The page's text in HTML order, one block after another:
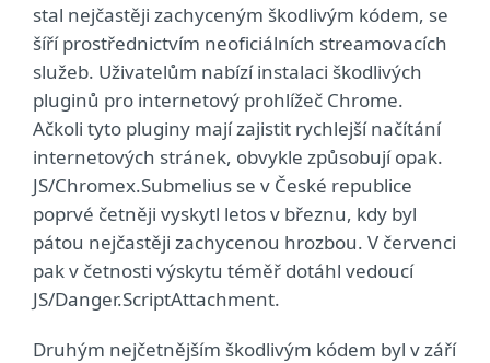
stal nejčastěji zachyceným škodlivým kódem, se
šíří prostřednictvím neoficiálních streamovacích
služeb. Uživatelům nabízí instalaci škodlivých
pluginů pro internetový prohlížeč Chrome.
Ačkoli tyto pluginy mají zajistit rychlejší načítání
internetových stránek, obvykle způsobují opak.
JS/Chromex.Submelius se v České republice
poprvé četněji vyskytl letos v březnu, kdy byl
pátou nejčastěji zachycenou hrozbou. V červenci
pak v četnosti výskytu téměř dotáhl vedoucí
JS/Danger.ScriptAttachment.
Druhým nejčetnějším škodlivým kódem byl v září